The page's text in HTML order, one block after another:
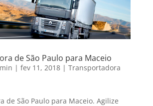
de São Paulo para Maceio
| fev 11, 2018| Transportadora
de São Paulo para Maceio. Agilize